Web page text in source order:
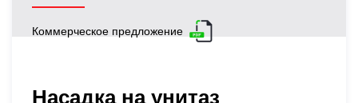
Коммерческое предложение
Насадка на унитаз